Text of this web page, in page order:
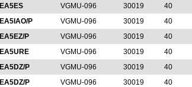
EA5ES
VGMU-096 30019 40
EA5IAO/P
VGMU-096 30019 40
EA5EZ/P
VGMU-096 30019 40
EA5URE
VGMU-096 30019 40
EA5DZ/P
VGMU-096 30019 40
EA5DZ/P
VGMU-096 30019 40